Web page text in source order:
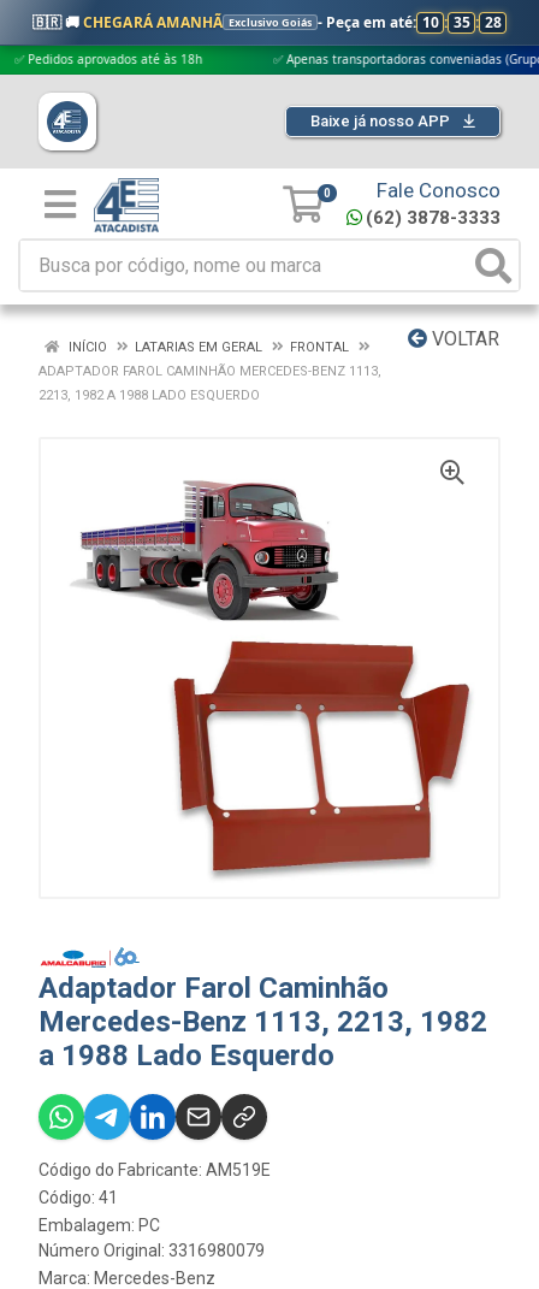
🇧🇷 🚚CHEGARÁ AMANHÃ Exclusivo Goiás - Peça em até: 10 : 35 : 27
aprovados até às 18h ✅ Apenas transportadoras conveniadas (Grupo G5)
Baixe já nosso APP
0 Fale Conosco
(62) 3878-3333
VOLTAR
INÍCIO LATARIAS EM GERAL
FRONTAL
ADAPTADOR FAROL CAMINHÃO MERCEDES-BENZ 1113,
2213, 1982 A 1988 LADO ESQUERDO
Adaptador Farol Caminhão
Mercedes-Benz 1113, 2213, 1982
a 1988 Lado Esquerdo
Código do Fabricante: AM519E
Código: 41
Embalagem: PC
Número Original: 3316980079
Marca: Mercedes-Benz